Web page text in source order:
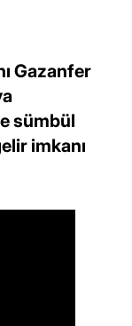
Gazanfer
sümbül
imkanı